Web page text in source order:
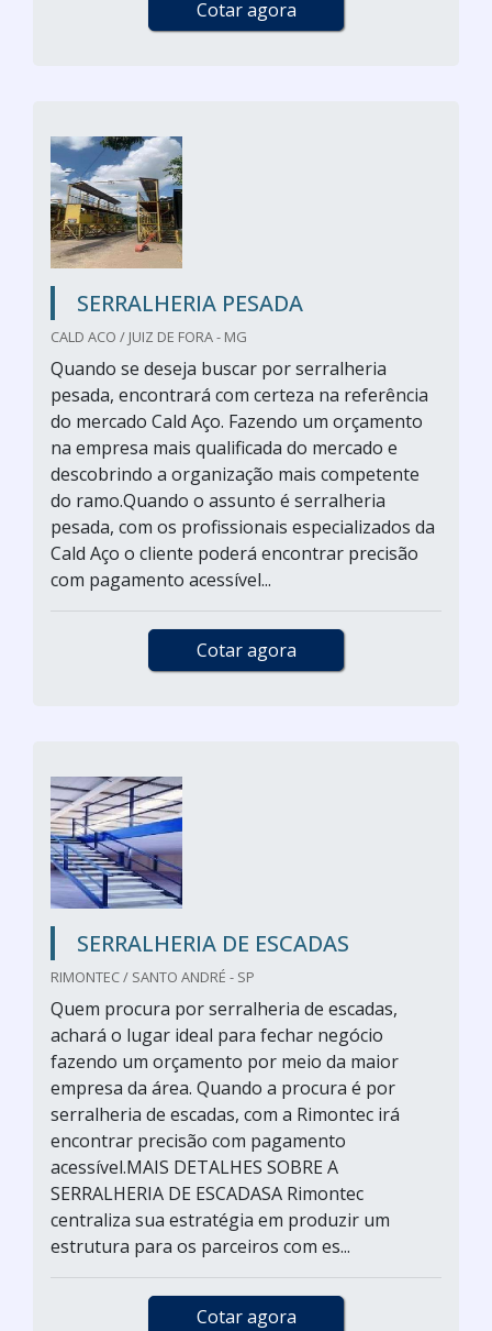
Cotar agora
SERRALHERIA PESADA
CALD ACO / JUIZ DE FORA - MG
Quando se deseja buscar por serralheria
pesada, encontrará com certeza na referência
do mercado Cald Aço. Fazendo um orçamento
na empresa mais qualificada do mercado e
descobrindo a organização mais competente
do ramo.Quando o assunto é serralheria
pesada, com os profissionais especializados da
Cald Aço o cliente poderá encontrar precisão
com pagamento acessível...
Cotar agora
SERRALHERIA DE ESCADAS
RIMONTEC / SANTO ANDRÉ - SP
Quem procura por serralheria de escadas,
achará o lugar ideal para fechar negócio
fazendo um orçamento por meio da maior
empresa da área. Quando a procura é por
serralheria de escadas, com a Rimontec irá
encontrar precisão com pagamento
acessível.MAIS DETALHES SOBRE A
SERRALHERIA DE ESCADASA Rimontec
centraliza sua estratégia em produzir um
estrutura para os parceiros com es...
Cotar agora